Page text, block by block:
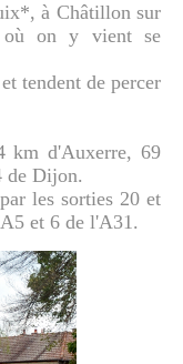
à Châtillon sur
où on y vient se
tendent de percer
km d'Auxerre, 69
de Dijon.
les sorties 20 et
et 6 de l'A31.